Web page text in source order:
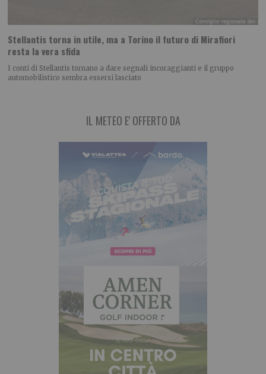
Stellantis torna in utile, ma a Torino il futuro di Mirafiori
resta la vera sfida
I conti di Stellantis tornano a dare segnali incoraggianti e il gruppo
automobilistico sembra essersi lasciato
IL METEO E' OFFERTO DA